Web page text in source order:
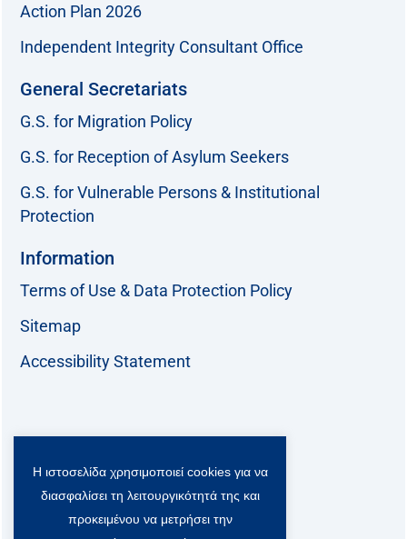
Action Plan 2026
Independent Integrity Consultant Office
General Secretariats
G.S. for Migration Policy
G.S. for Reception of Asylum Seekers
G.S. for Vulnerable Persons & Institutional
Protection
Information
Terms of Use & Data Protection Policy
Sitemap
Accessibility Statement
F
a
T
w
i
t
L
i
n
k
Y
o
u
t
Viber Community:
Η ιστοσελίδα χρησιμοποιεί cookies για να
διασφαλίσει τη λειτουργικότητά της και
προκειμένου να μετρήσει την